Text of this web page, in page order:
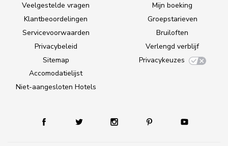
Veelgestelde vragen
Klantbeoordelingen
Servicevoorwaarden
Privacybeleid
Sitemap
Accomodatielijst
Niet-aangesloten Hotels
Mijn boeking
Groepstarieven
Bruiloften
Verlengd verblijf
Privacykeuzes